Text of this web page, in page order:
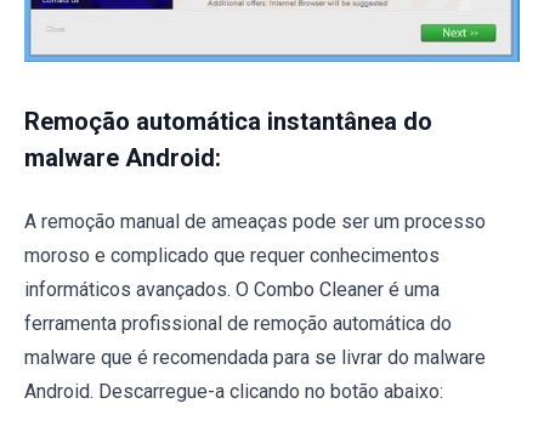
Remoção automática instantânea do
malware Android:
A remoção manual de ameaças pode ser um processo
moroso e complicado que requer conhecimentos
informáticos avançados. O Combo Cleaner é uma
ferramenta profissional de remoção automática do
malware que é recomendada para se livrar do malware
Android. Descarregue-a clicando no botão abaixo: